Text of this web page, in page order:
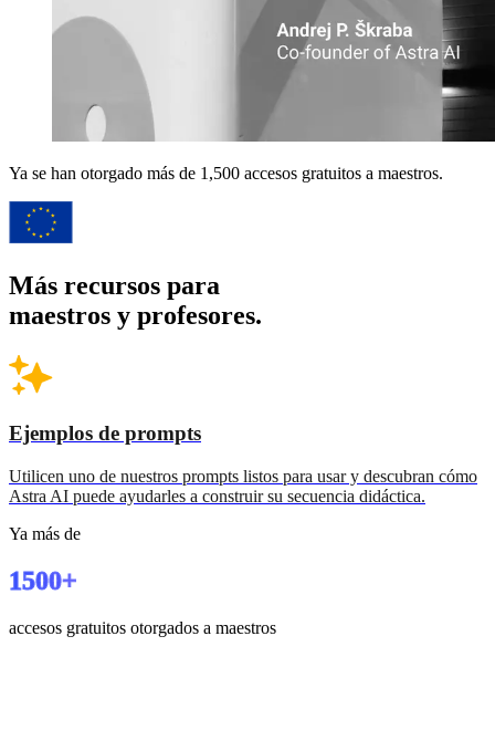
Ya se han otorgado más de 1,500 accesos gratuitos a maestros.
Más recursos para
maestros y profesores.
Ejemplos de prompts
Utilicen uno de nuestros prompts listos para usar y descubran cómo
Astra AI puede ayudarles a construir su secuencia didáctica.
Ya más de
1500+
accesos gratuitos otorgados a maestros